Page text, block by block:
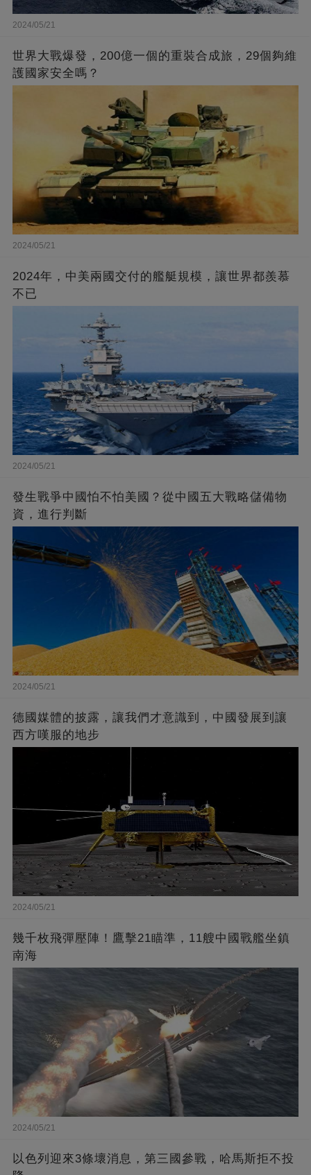
2024/05/21
世界大戰爆發，200億一個的重裝合成旅，29個夠維
護國家安全嗎？
2024/05/21
2024年，中美兩國交付的艦艇規模，讓世界都羨慕
不已
2024/05/21
發生戰爭中國怕不怕美國？從中國五大戰略儲備物
資，進行判斷
2024/05/21
德國媒體的披露，讓我們才意識到，中國發展到讓
西方嘆服的地步
2024/05/21
幾千枚飛彈壓陣！鷹擊21瞄準，11艘中國戰艦坐鎮
南海
2024/05/21
以色列迎來3條壞消息，第三國參戰，哈馬斯拒不投